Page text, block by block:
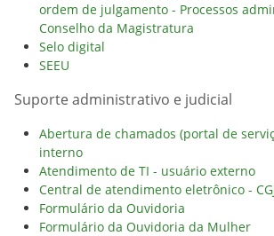
ordem de julgamento - Processos
Conselho da Magistratura
Selo digital
SEEU
Suporte administrativo e judicial
Abertura de chamados (portal de
interno
Atendimento de TI - usuário externo
Central de atendimento eletrônico -
Formulário da Ouvidoria
Formulário da Ouvidoria da Mulher